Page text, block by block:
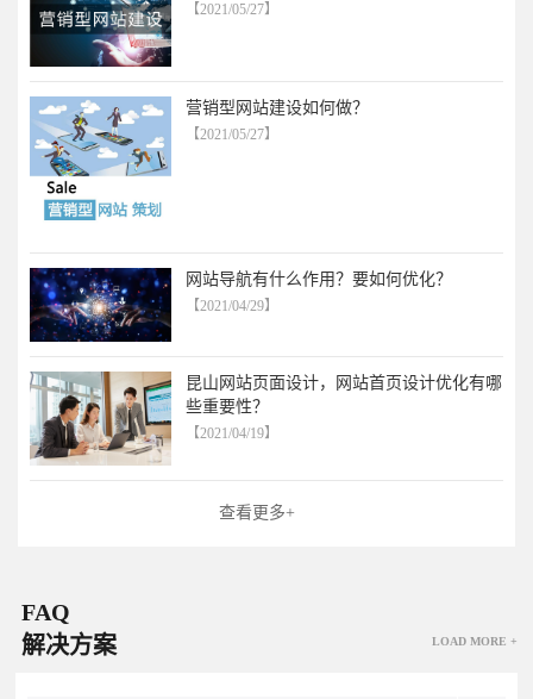
【2021/05/27】
营销型网站建设如何做？
【2021/05/27】
网站导航有什么作用？要如何优化？
【2021/04/29】
昆山网站页面设计，网站首页设计优化有哪
些重要性？
【2021/04/19】
查看更多+
FAQ
解决方案
LOAD MORE +